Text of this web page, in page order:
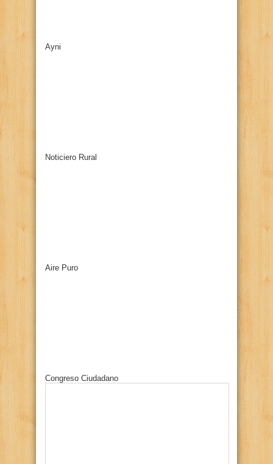
Ayni
Noticiero Rural
Aire Puro
Congreso Ciudadano